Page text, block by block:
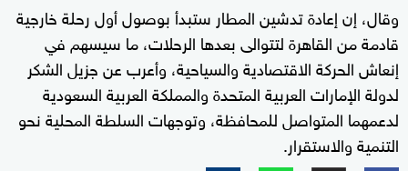
وقال، إن إعادة تدشين المطار ستبدأ بوصول أول رحلة خارجية
قادمة من القاهرة لتتوالى بعدها الرحلات، ما سيسهم في
إنعاش الحركة الاقتصادية والسياحية، وأعرب عن جزيل الشكر
لدولة الإمارات العربية المتحدة والمملكة العربية السعودية
لدعمهما المتواصل للمحافظة، وتوجهات السلطة المحلية نحو
التنمية والاستقرار.